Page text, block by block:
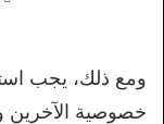
ومع ذلك، يجب
خصوصية الآخرين